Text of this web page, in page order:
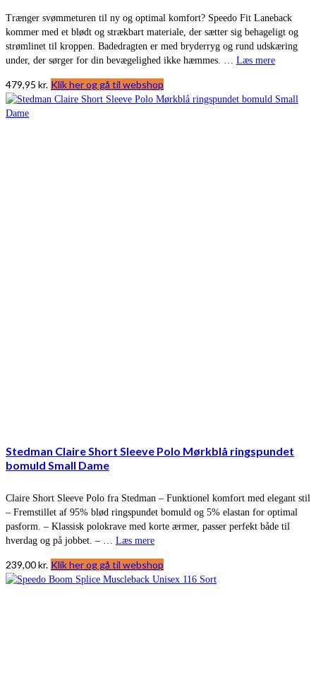
Trænger svømmeturen til ny og optimal komfort? Speedo Fit Laneback
kommer med et blødt og strækbart materiale, der sætter sig behageligt og
strømlinet til kroppen. Badedragten er med bryderryg og rund udskæring
under, der sørger for din bevægelighed ikke hæmmes. … Læs mere
479,95 kr. Klik her og gå til webshop
Stedman Claire Short Sleeve Polo Mørkblå ringspundet
bomuld Small Dame
Claire Short Sleeve Polo fra Stedman – Funktionel komfort med elegant stil
– Fremstillet af 95% blød ringspundet bomuld og 5% elastan for optimal
pasform. – Klassisk polokrave med korte ærmer, passer perfekt både til
hverdag og på jobbet. – … Læs mere
239,00kr. Klik her og gå til webshop